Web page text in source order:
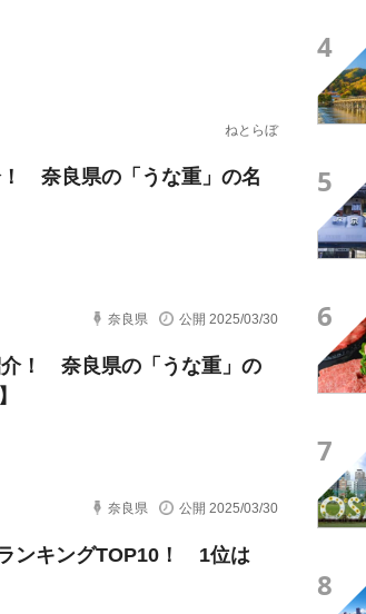
ねとらぼ
！ 奈良県の「うな重」の名
奈良県 公開 2025/03/30
介！ 奈良県の「うな重」の
奈良県 公開 2025/03/30
ンキングTOP10！ 1位は
4
5
6
7
8